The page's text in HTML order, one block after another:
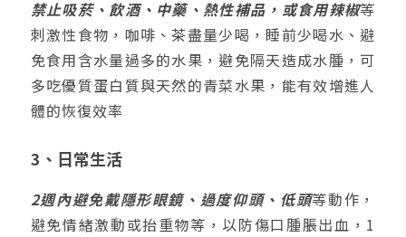
禁止吸菸、飲酒、中藥、熱性補品，或食用辣椒等
刺激性食物，咖啡、茶盡量少喝，睡前少喝水、避
免食用含水量過多的水果，避免隔天造成水腫，可
多吃優質蛋白質與天然的青菜水果，能有效增進人
體的恢復效率
3、日常生活
2週內避免戴隱形眼鏡、過度仰頭、低頭等動作，
避免情緒激動或抬重物等，以防傷口腫脹出血，1